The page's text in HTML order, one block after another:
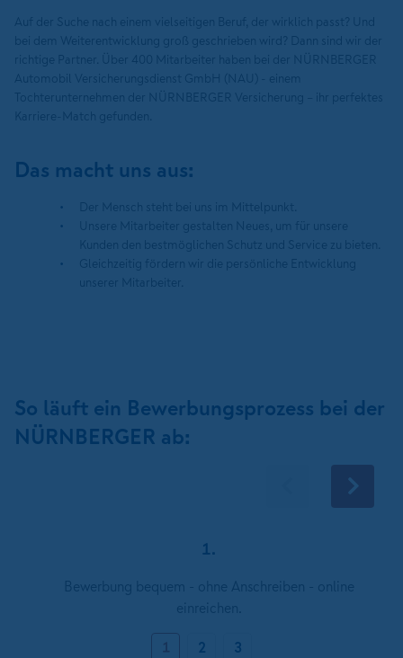
Das macht uns aus:
So läuft ein Bewerbungsprozess bei der
NÜRNBERGER ab:
1.
1
2 3